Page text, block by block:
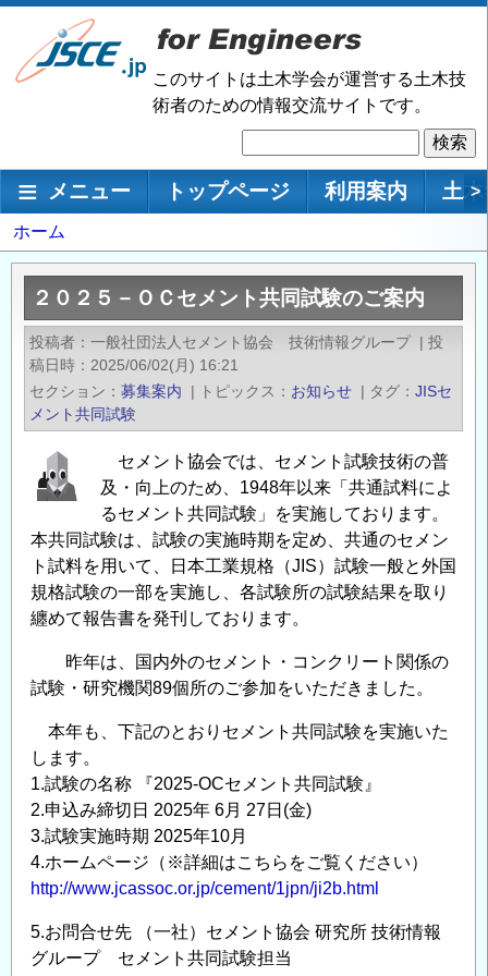
メ
ン
移
このサイトは土木学会が運営する土木技
術者のための情報交流サイトです。
索
メインナビゲーション
メニュー トップページ 利用案内 土 >
パ
ン
ず
ホーム
２０２５－ＯＣセメント共同試験のご案内
投稿者 一般社団法人セメント協会 技術情報グループ | 投
稿日時
2025/06/02(月) 16:21
セクション
募集案内 | トピックス お知らせ | タグ
JISセ
メント共同試験
セメント協会では、セメント試験技術の普
及・向上のため、1948年以来「共通試料によ
るセメント共同試験」を実施しております。
本共同試験は、試験の実施時期を定め、共通のセメン
ト試料を用いて、日本工業規格（JIS）試験一般と外国
規格試験の一部を実施し、各試験所の試験結果を取り
纏めて報告書を発刊しております。
昨年は、国内外のセメント・コンクリート関係の
試験・研究機関89個所のご参加をいただきました。
本年も、下記のとおりセメント共同試験を実施いた
します。
1.試験の名称 『2025-OCセメント共同試験』
2.申込み締切日 2025年 6月 27日(金)
3.試験実施時期 2025年10月
4.ホームページ（※詳細はこちらをご覧ください）
http://www.jcassoc.or.jp/cement/1jpn/ji2b.html
5.お問合せ先 （一社）セメント協会 研究所 技術情報
グループ セメント共同試験担当